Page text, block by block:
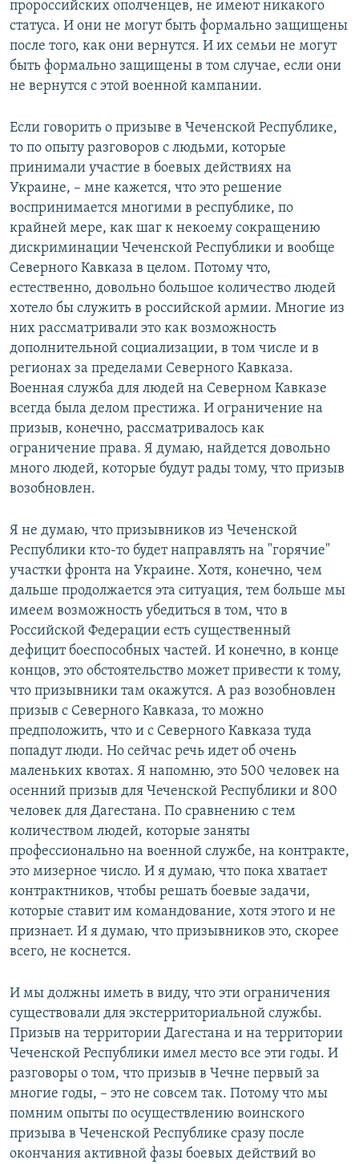
пророссийских ополченцев, не имеют никакого
статуса. И они не могут быть формально защищены
после того, как они вернутся. И их семьи не могут
быть формально защищены в том случае, если они
не вернутся с этой военной кампании.
Если говорить о призыве в Чеченской Республике,
то по опыту разговоров с людьми, которые
принимали участие в боевых действиях на
Украине, – мне кажется, что это решение
воспринимается многими в республике, по
крайней мере, как шаг к некоему сокращению
дискриминации Чеченской Республики и вообще
Северного Кавказа в целом. Потому что,
естественно, довольно большое количество людей
хотело бы служить в российской армии. Многие из
них рассматривали это как возможность
дополнительной социализации, в том числе и в
регионах за пределами Северного Кавказа.
Военная служба для людей на Северном Кавказе
всегда была делом престижа. И ограничение на
призыв, конечно, рассматривалось как
ограничение права. Я думаю, найдется довольно
много людей, которые будут рады тому, что призыв
возобновлен.
Я не думаю, что призывников из Чеченской
Республики кто-то будет направлять на "горячие"
участки фронта на Украине. Хотя, конечно, чем
дальше продолжается эта ситуация, тем больше мы
имеем возможность убедиться в том, что в
Российской Федерации есть существенный
дефицит боеспособных частей. И конечно, в конце
концов, это обстоятельство может привести к тому,
что призывники там окажутся. А раз возобновлен
призыв с Северного Кавказа, то можно
предположить, что и с Северного Кавказа туда
попадут люди. Но сейчас речь идет об очень
маленьких квотах. Я напомню, это 500 человек на
осенний призыв для Чеченской Республики и 800
человек для Дагестана. По сравнению с тем
количеством людей, которые заняты
профессионально на военной службе, на контракте,
это мизерное число. И я думаю, что пока хватает
контрактников, чтобы решать боевые задачи,
которые ставит им командование, хотя этого и не
признает. И я думаю, что призывников это, скорее
всего, не коснется.
И мы должны иметь в виду, что эти ограничения
существовали для экстерриториальной службы.
Призыв на территории Дагестана и на территории
Чеченской Республики имел место все эти годы. И
разговоры о том, что призыв в Чечне первый за
многие годы, – это не совсем так. Потому что мы
помним опыты по осуществлению воинского
призыва в Чеченской Республике сразу после
окончания активной фазы боевых действий во